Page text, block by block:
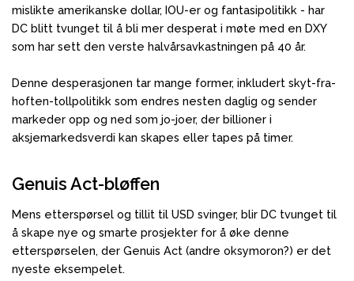
mislikte amerikanske dollar, IOU-er og fantasipolitikk - har
DC blitt tvunget til å bli mer desperat i møte med en DXY
som har sett den verste halvårsavkastningen på 40 år.
Denne desperasjonen tar mange former, inkludert skyt-fra-
hoften-tollpolitikk som endres nesten daglig og sender
markeder opp og ned som jo-joer, der billioner i
aksjemarkedsverdi kan skapes eller tapes på timer.
Genuis Act-bløffen
Mens etterspørsel og tillit til USD svinger, blir DC tvunget til
å skape nye og smarte prosjekter for å øke denne
etterspørselen, der Genuis Act (andre oksymoron?) er det
nyeste eksempelet.